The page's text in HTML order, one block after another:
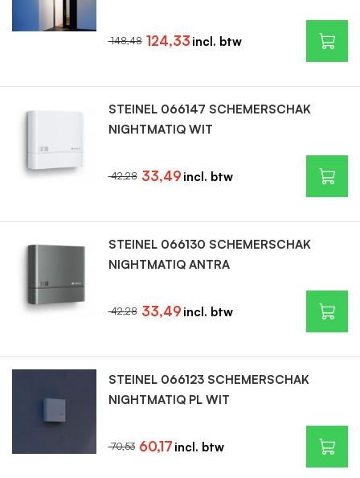
124,33
148,48
STEINEL 066147 SCHEMERSCHAK
NIGHTMATIQ WIT
33,49
42,28
STEINEL 066130 SCHEMERSCHAK
NIGHTMATIQ ANTRA
33,49
42,28
STEINEL 066123 SCHEMERSCHAK
NIGHTMATIQ PL WIT
60,17
70,53